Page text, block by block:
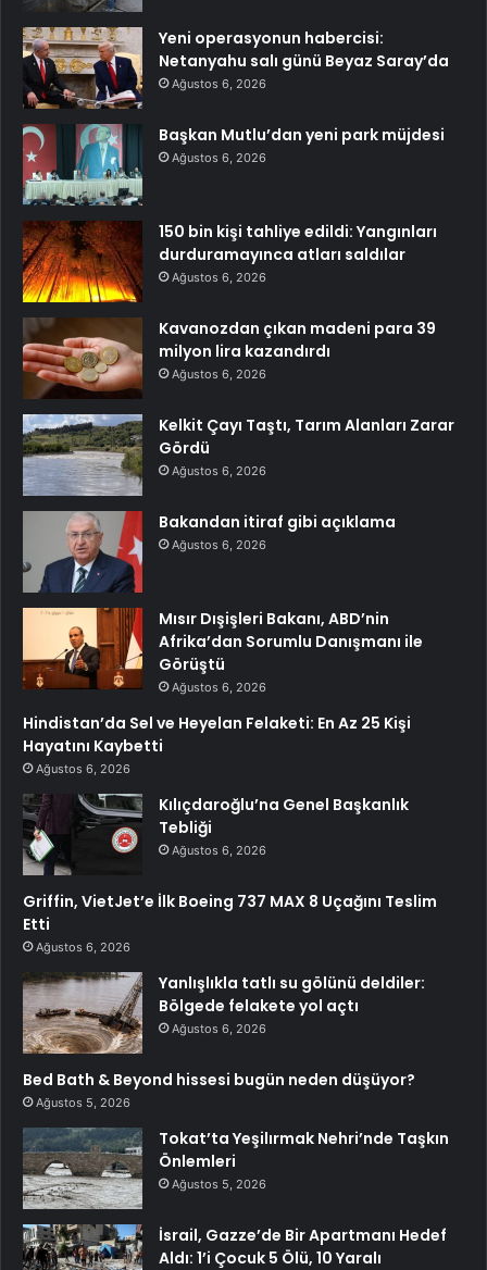
Yeni operasyonun habercisi:
Netanyahu salı günü Beyaz Saray’da
Ağustos 6, 2026
Başkan Mutlu’dan yeni park müjdesi
Ağustos 6, 2026
150 bin kişi tahliye edildi: Yangınları
durduramayınca atları saldılar
Ağustos 6, 2026
Kavanozdan çıkan madeni para 39
milyon lira kazandırdı
Ağustos 6, 2026
Kelkit Çayı Taştı, Tarım Alanları Zarar
Gördü
Ağustos 6, 2026
Bakandan itiraf gibi açıklama
Ağustos 6, 2026
Mısır Dışişleri Bakanı, ABD’nin
Afrika’dan Sorumlu Danışmanı ile
Görüştü
Ağustos 6, 2026
Hindistan’da Sel ve Heyelan Felaketi: En Az 25 Kişi
Hayatını Kaybetti
Ağustos 6, 2026
Kılıçdaroğlu’na Genel Başkanlık
Tebliği
Ağustos 6, 2026
Griffin, VietJet’e İlk Boeing 737 MAX 8 Uçağını Teslim
Etti
Ağustos 6, 2026
Yanlışlıkla tatlı su gölünü deldiler:
Bölgede felakete yol açtı
Ağustos 6, 2026
Bed Bath & Beyond hissesi bugün neden düşüyor?
Ağustos 5, 2026
Tokat’ta Yeşilırmak Nehri’nde Taşkın
Önlemleri
Ağustos 5, 2026
İsrail, Gazze’de Bir Apartmanı Hedef
Aldı: 1’i Çocuk 5 Ölü, 10 Yaralı